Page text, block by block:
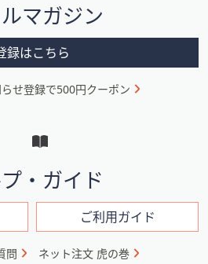
マガジン
録はこちら
せ登録で500円クーポン
・ガイド
ご利用ガイド
問 ネット注文 虎の巻